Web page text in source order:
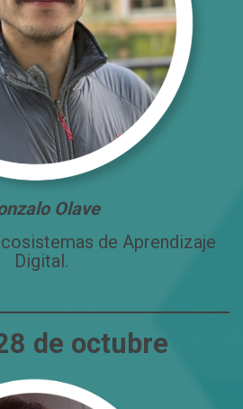
Olave
de Aprendizaje
Digital.
de octubre